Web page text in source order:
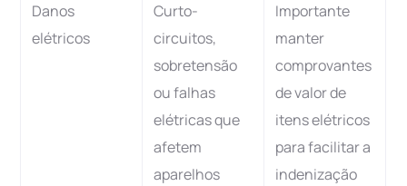
Danos
elétricos
Curto-
circuitos,
sobretensão
ou falhas
elétricas que
afetem
aparelhos
Importante
manter
comprovantes
de valor de
itens elétricos
para facilitar a
indenização